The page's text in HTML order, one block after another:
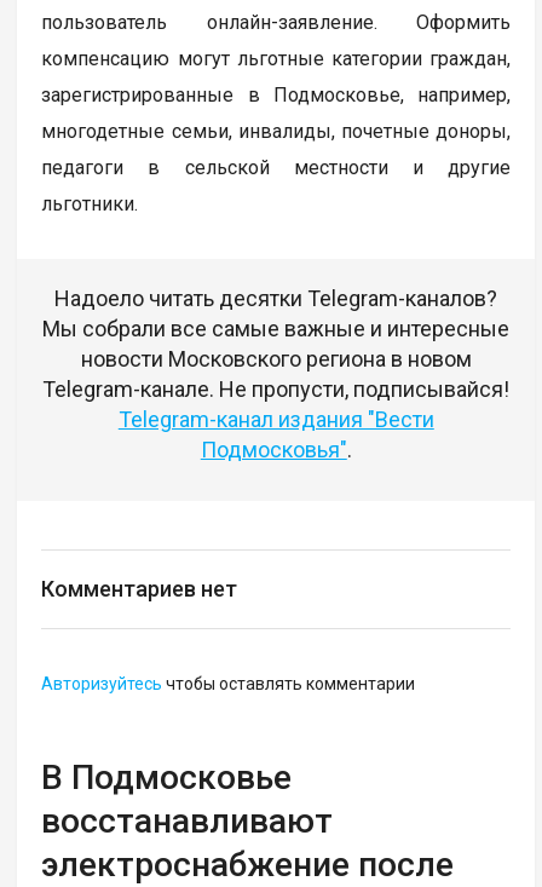
пользователь онлайн-заявление. Оформить
компенсацию могут льготные категории граждан,
зарегистрированные в Подмосковье, например,
многодетные семьи, инвалиды, почетные доноры,
педагоги в сельской местности и другие
льготники.
Надоело читать десятки Telegram-каналов?
Мы собрали все самые важные и интересные
новости Московского региона в новом
Telegram-канале. Не пропусти, подписывайся!
Telegram-канал издания "Вести
Подмосковья".
Комментариев нет
Авторизуйтесь чтобы оставлять комментарии
В Подмосковье
восстанавливают
электроснабжение после